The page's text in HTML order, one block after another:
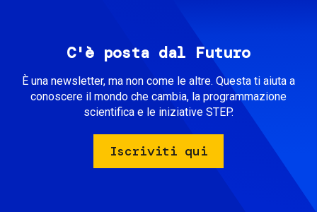
C'è posta dal Futuro
È una newsletter, ma non come le altre. Questa ti aiuta a
conoscere il mondo che cambia, la programmazione
scientifica e le iniziative STEP.
Iscriviti qui